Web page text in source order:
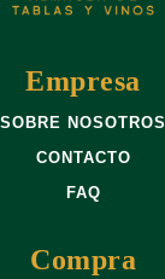
Empresa
SOBRE NOSOTROS
CONTACTO
FAQ
Compra